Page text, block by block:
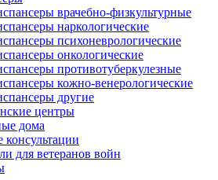
врачебно-физкультурные
наркологические
психоневрологические
онкологические
противотуберкулезные
кожно-венерологические
другие
центры
дома
консультации
для ветеранов войн